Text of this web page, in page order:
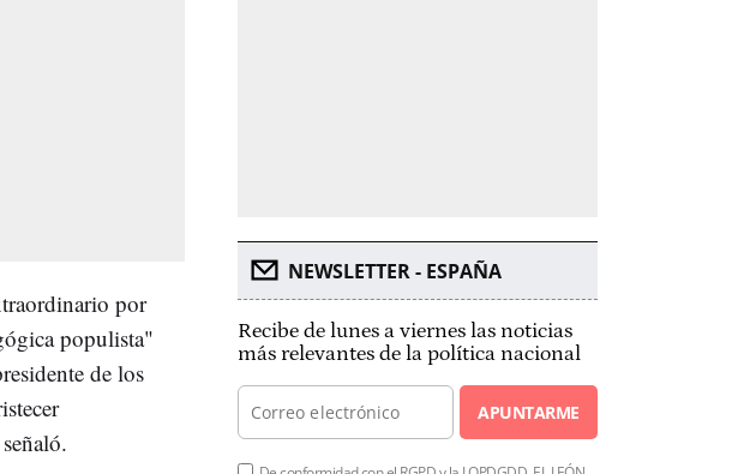
por
populista"
de los
NEWSLETTER - ESPAÑA
Recibe de lunes a viernes las noticias
más relevantes de la política nacional
APUNTARME